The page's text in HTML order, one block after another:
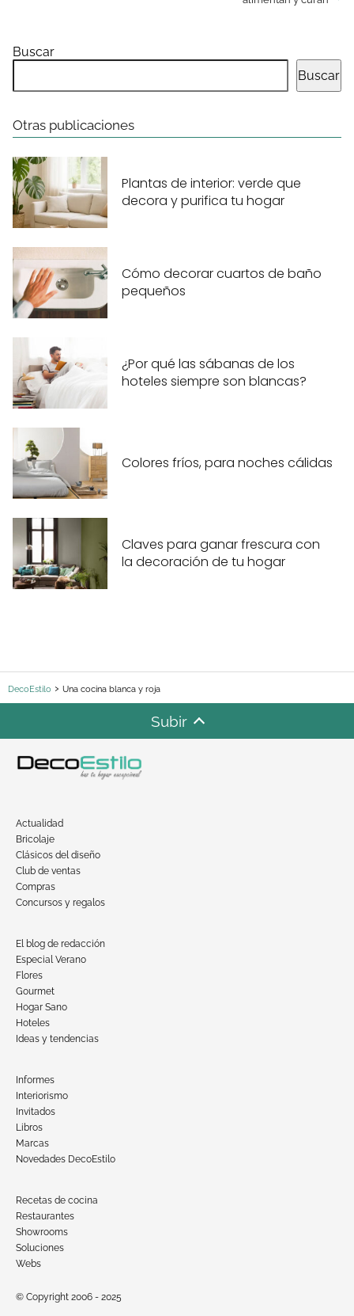
Buscar
Buscar
Otras publicaciones
Plantas de interior: verde que
decora y purifica tu hogar
Cómo decorar cuartos de baño
pequeños
¿Por qué las sábanas de los
hoteles siempre son blancas?
Colores fríos, para noches cálidas
Claves para ganar frescura con
la decoración de tu hogar
DecoEstilo Una cocina blanca y roja
Subir
Actualidad
Bricolaje
Clásicos del diseño
Club de ventas
Compras
Concursos y regalos
El blog de redacción
Especial Verano
Flores
Gourmet
Hogar Sano
Hoteles
Ideas y tendencias
Informes
Interiorismo
Invitados
Libros
Marcas
Novedades DecoEstilo
Recetas de cocina
Restaurantes
Showrooms
Soluciones
Webs
© Copyright 2006 - 2025